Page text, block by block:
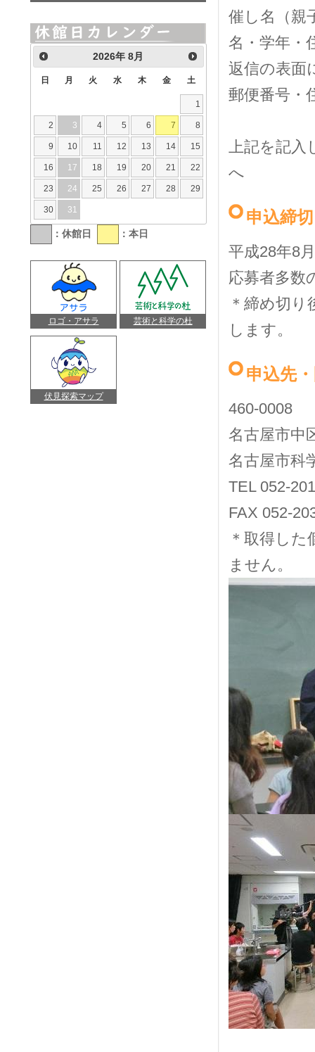
催し名（親
名・学年・
返信の表面
郵便番号・
上記を記
へ
申込締切
平成28年8
応募者多数
＊締め切
します。
申込先
460-0008
名古屋市中
名古屋市科
TEL 052-
FAX 052-
＊取得した
ません。
2026年8月
日 月 火 水 木 金 土
1
2 3 4 5 6 7 8
9 10 11 12 13 14 15
16 17 18 19 20 21 22
23 24 25 26 27 28 29
30 31
：休館日 ：本日
ロゴ・アサラ 芸術と科学の杜
伏見探索マップ